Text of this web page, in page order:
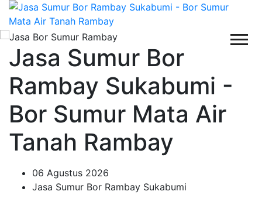
Jasa Sumur Bor
Rambay Sukabumi -
Bor Sumur Mata Air
Tanah Rambay
06 Agustus 2026
Jasa Sumur Bor Rambay Sukabumi